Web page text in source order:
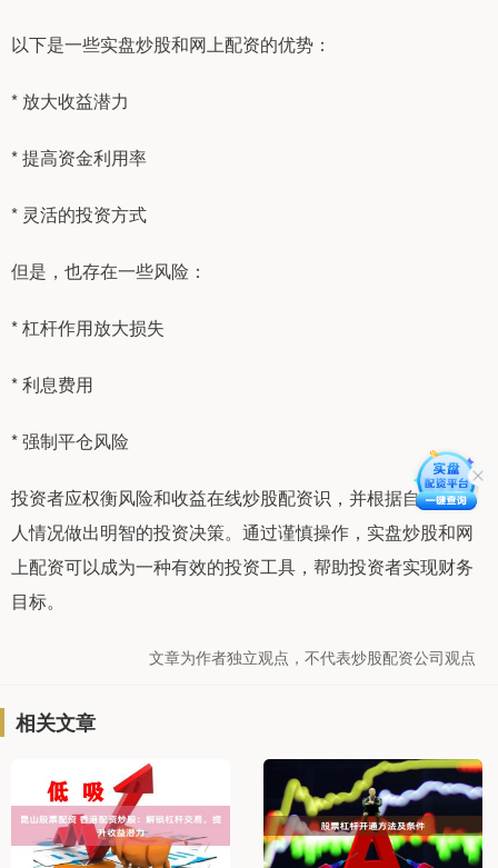
以下是一些实盘炒股和网上配资的优势：
* 放大收益潜力
* 提高资金利用率
* 灵活的投资方式
但是，也存在一些风险：
* 杠杆作用放大损失
* 利息费用
* 强制平仓风险
投资者应权衡风险和收益在线炒股配资识，并根据自己的个
人情况做出明智的投资决策。通过谨慎操作，实盘炒股和网
上配资可以成为一种有效的投资工具，帮助投资者实现财务
目标。
文章为作者独立观点，不代表炒股配资公司观点
相关文章